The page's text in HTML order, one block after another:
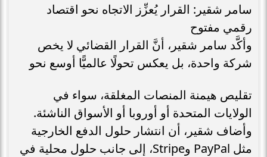
سامر شقير: القرار يُعزِّز الاتجاه نحو اقتصاد
رقمي مفتوح
وأكَّد سامر شقير، أنَّ القرار القضائي لا يخص
شركة واحدة، بل يعكس تحولًا عالميًّا أوسع نحو
تقليص هيمنة المنصات المغلقة، سواء في
الولايات المتحدة أو أوروبا أو الأسواق الناشئة.
وأضاف شقير، أن انتشار حلول الدفع الخارجية
مثل PayPal وStripe، إلى جانب حلول محلية في